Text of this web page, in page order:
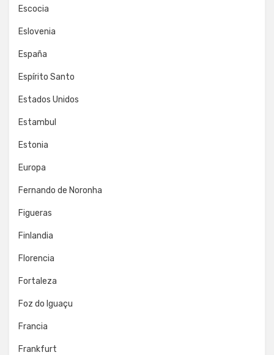
Escocia
Eslovenia
España
Espírito Santo
Estados Unidos
Estambul
Estonia
Europa
Fernando de Noronha
Figueras
Finlandia
Florencia
Fortaleza
Foz do Iguaçu
Francia
Frankfurt